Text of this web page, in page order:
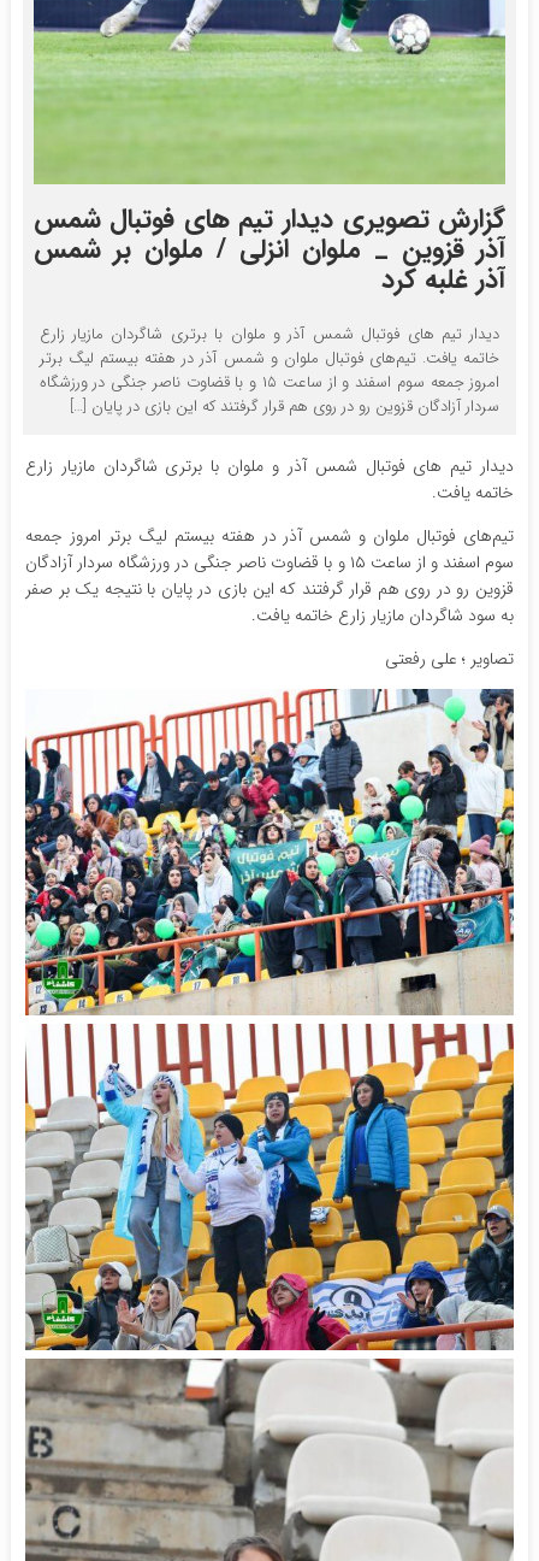
گزارش تصویری دیدار تیم های فوتبال شمس
آذر قزوین _ ملوان انزلی / ملوان بر شمس
آذر غلبه کرد
دیدار تیم های فوتبال شمس آذر و ملوان با برتری شاگردان مازیار زارع
خاتمه یافت. تیم‌های فوتبال ملوان و شمس آذر در هفته بیستم لیگ برتر
امروز جمعه سوم اسفند و از ساعت ۱۵ و با قضاوت ناصر جنگی در ورزشگاه
سردار آزادگان قزوین رو در روی هم قرار گرفتند که این بازی در پایان […]
دیدار تیم های فوتبال شمس آذر و ملوان با برتری شاگردان مازیار زارع
خاتمه یافت.
تیم‌های فوتبال ملوان و شمس آذر در هفته بیستم لیگ برتر امروز جمعه
سوم اسفند و از ساعت ۱۵ و با قضاوت ناصر جنگی در ورزشگاه سردار آزادگان
قزوین رو در روی هم قرار گرفتند که این بازی در پایان با نتیجه یک بر صفر
به سود شاگردان مازیار زارع خاتمه یافت.
تصاویر ؛ علی رفعتی